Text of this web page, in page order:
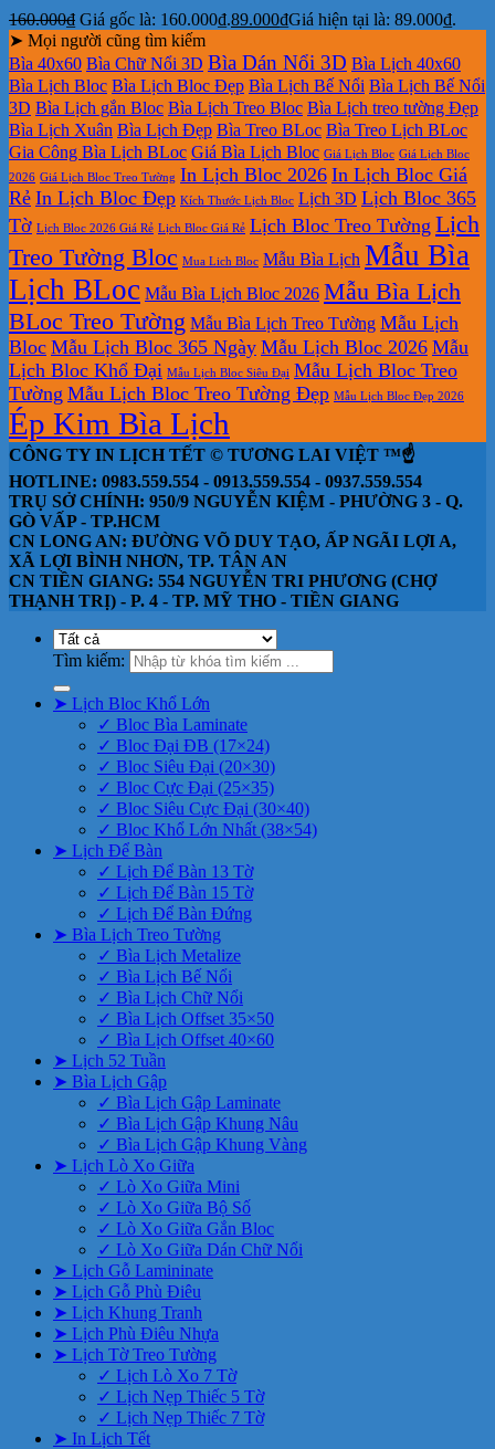
160.000₫ Giá gốc là: 160.000₫.89.000₫Giá hiện tại là: 89.000₫.
➤ Mọi người cũng tìm kiếm
Bìa 40x60 Bìa Chữ Nổi 3D Bìa Dán Nổi 3D Bìa Lịch 40x60
Bìa Lịch Bloc Bìa Lịch Bloc Đẹp Bìa Lịch Bế Nổi Bìa Lịch Bế Nổi
3D Bìa Lịch gắn Bloc Bìa Lịch Treo Bloc Bìa Lịch treo tường Đẹp
Bìa Lịch Xuân Bìa Lịch Đẹp Bìa Treo BLoc Bìa Treo Lịch BLoc
Gia Công Bìa Lịch BLoc Giá Bìa Lịch Bloc Giá Lịch Bloc Giá Lịch Bloc
2026 Giá Lịch Bloc Treo Tường In Lịch Bloc 2026 In Lịch Bloc Giá
Rẻ In Lịch Bloc Đẹp Kích Thước Lịch Bloc Lịch 3D Lịch Bloc 365
Tờ Lịch Bloc 2026 Giá Rẻ Lịch Bloc Giá Rẻ Lịch Bloc Treo Tường Lịch
Treo Tường Bloc Mua Lich Bloc Mẫu Bìa Lịch Mẫu Bìa
Lịch BLoc Mẫu Bìa Lịch Bloc 2026 Mẫu Bìa Lịch
BLoc Treo Tường Mẫu Bìa Lịch Treo Tường Mẫu Lịch
Bloc Mẫu Lịch Bloc 365 Ngày Mẫu Lịch Bloc 2026 Mẫu
Lịch Bloc Khổ Đại Mẫu Lịch Bloc Siêu Đại Mẫu Lịch Bloc Treo
Tường Mẫu Lịch Bloc Treo Tường Đẹp Mẫu Lịch Bloc Đẹp 2026
Ép Kim Bìa Lịch
CÔNG TY IN LỊCH TẾT © TƯƠNG LAI VIỆT ™☝️
HOTLINE: 0983.559.554 - 0913.559.554 - 0937.559.554
TRỤ SỞ CHÍNH: 950/9 NGUYỄN KIỆM - PHƯỜNG 3 - Q.
GÒ VẤP - TP.HCM
CN LONG AN: ĐƯỜNG VÕ DUY TẠO, ẤP NGÃI LỢI A,
XÃ LỢI BÌNH NHƠN, TP. TÂN AN
CN TIỀN GIANG: 554 NGUYỄN TRI PHƯƠNG (CHỢ
THẠNH TRỊ) - P. 4 - TP. MỸ THO - TIỀN GIANG
Tìm kiếm:
➤ Lịch Bloc Khổ Lớn
✓ Bloc Bìa Laminate
✓ Bloc Đại ĐB (17×24)
✓ Bloc Siêu Đại (20×30)
✓ Bloc Cực Đại (25×35)
✓ Bloc Siêu Cực Đại (30×40)
✓ Bloc Khổ Lớn Nhất (38×54)
➤ Lịch Để Bàn
✓ Lịch Để Bàn 13 Tờ
✓ Lịch Để Bàn 15 Tờ
✓ Lịch Để Bàn Đứng
➤ Bìa Lịch Treo Tường
✓ Bìa Lịch Metalize
✓ Bìa Lịch Bế Nổi
✓ Bìa Lịch Chữ Nổi
✓ Bìa Lịch Offset 35×50
✓ Bìa Lịch Offset 40×60
➤ Lịch 52 Tuần
➤ Bìa Lịch Gập
✓ Bìa Lịch Gập Laminate
✓ Bìa Lịch Gập Khung Nâu
✓ Bìa Lịch Gập Khung Vàng
➤ Lịch Lò Xo Giữa
✓ Lò Xo Giữa Mini
✓ Lò Xo Giữa Bộ Số
✓ Lò Xo Giữa Gắn Bloc
✓ Lò Xo Giữa Dán Chữ Nổi
➤ Lịch Gỗ Lamininate
➤ Lịch Gỗ Phù Điêu
➤ Lịch Khung Tranh
➤ Lịch Phù Điêu Nhựa
➤ Lịch Tờ Treo Tường
✓ Lịch Lò Xo 7 Tờ
✓ Lịch Nẹp Thiếc 5 Tờ
✓ Lịch Nẹp Thiếc 7 Tờ
➤ In Lịch Tết